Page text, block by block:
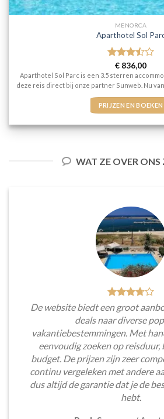
MENORCA
Aparthotel Sol
Gewaardeerd
3.5uit
5
€ 836,00
Aparthotel Sol Parc is een 3.5 sterren
deze reis direct bij onze partner Sunweb. Nu
PRIJZEN EN BOEKEN
WAT ZE OVER ONS
De website biedt een groot
deals naar diverse
vakantiebestemmingen. Met
eenvoudig zoeken op reisduur,
budget. De prijzen zijn zeer
continu vergeleken met andere
dus altijd de garantie dat je de
hebt.